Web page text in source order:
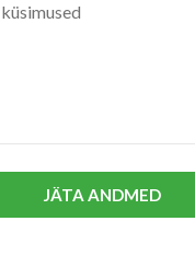
JÄTA ANDMED